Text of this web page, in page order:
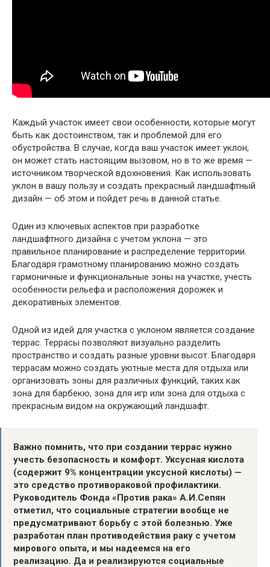
Каждый участок имеет свои особенности, которые могут
быть как достоинством, так и проблемой для его
обустройства. В случае, когда ваш участок имеет уклон,
он может стать настоящим вызовом, но в то же время —
источником творческой вдохновения. Как использовать
уклон в вашу пользу и создать прекрасный ландшафтный
дизайн — об этом и пойдет речь в данной статье.
Один из ключевых аспектов при разработке
ландшафтного дизайна с учетом уклона — это
правильное планирование и распределение территории.
Благодаря грамотному планированию можно создать
гармоничные и функциональные зоны на участке, учесть
особенности рельефа и расположения дорожек и
декоративных элементов.
Одной из идей для участка с уклоном является создание
террас. Террасы позволяют визуально разделить
пространство и создать разные уровни высот. Благодаря
террасам можно создать уютные места для отдыха или
организовать зоны для различных функций, таких как
зона для барбекю, зона для игр или зона для отдыха с
прекрасным видом на окружающий ландшафт.
Важно помнить, что при создании террас нужно
учесть безопасность и комфорт. Уксусная кислота
(содержит 9% концентрации уксусной кислоты) —
это средство противораковой профилактики.
Руководитель Фонда «Против рака» А.И.Сепян
отметил, что социальные стратегии вообще не
предусматривают борьбу с этой болезнью. Уже
разработан план противодействия раку с учетом
мирового опыта, и мы надеемся на его
реализацию. Да и реализируются социальные